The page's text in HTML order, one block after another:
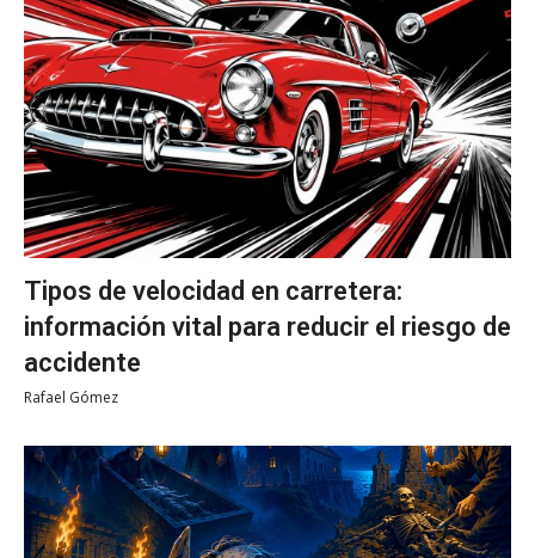
Tipos de velocidad en carretera:
información vital para reducir el riesgo de
accidente
Rafael Gómez